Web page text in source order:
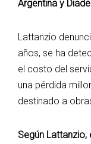
Argentina y
Lattanzio
años, se ha
el costo del
una pérdida
destinado a
Según